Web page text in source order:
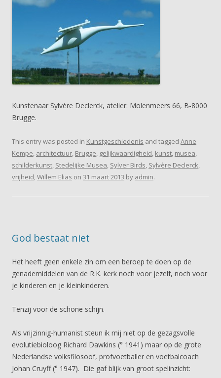
Kunstenaar Sylvère Declerck, atelier: Molenmeers 66, B-8000
Brugge.
This entry was posted in Kunstgeschiedenis and tagged Anne
Kempe, architectuur, Brugge, gelijkwaardigheid, kunst, musea,
schilderkunst, Stedelijke Musea, Sylver Birds, Sylvère Declerck,
vrijheid,Willem Elias on 31 maart 2013 by admin.
God bestaat niet
Het heeft geen enkele zin om een beroep te doen op de
genademiddelen van de R.K. kerk noch voor jezelf, noch voor
je kinderen en je kleinkinderen.
Tenzij voor de schone schijn.
Als vrijzinnig-humanist steun ik mij niet op de gezagsvolle
evolutiebioloog Richard Dawkins (° 1941) maar op de grote
Nederlandse volksfilosoof, profvoetballer en voetbalcoach
Johan Cruyff (° 1947). Die gaf blijk van groot spelinzicht: